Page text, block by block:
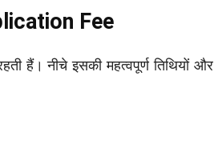
Fee
हैं। नीचे इसकी महत्वपूर्ण तिथियों और